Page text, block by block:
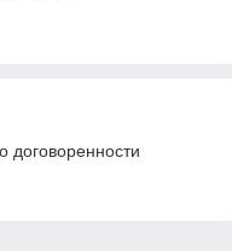
договоренности